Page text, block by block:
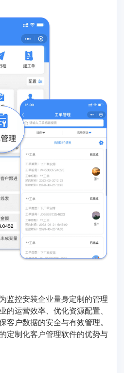
监控安装企业量身定制的管理
的运营效率、优化资源配置、
客户数据的安全与有效管理。
定制化客户管理软件的优势与